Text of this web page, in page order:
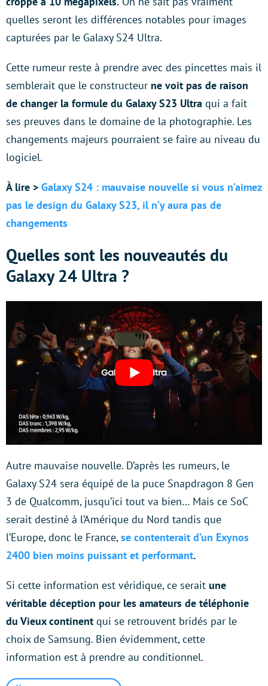
quelles seront les différences notables pour images
capturées par le Galaxy S24 Ultra.
Cette rumeur reste à prendre avec des pincettes mais il
semblerait que le constructeur ne voit pas de raison
de changer la formule du Galaxy S23 Ultra qui a fait
ses preuves dans le domaine de la photographie. Les
changements majeurs pourraient se faire au niveau du
logiciel.
À lire > Galaxy S24 : mauvaise nouvelle si vous n’aimez
pas le design du Galaxy S23, il n’y aura pas de
changements
Quelles sont les nouveautés du
Galaxy 24 Ultra ?
Autre mauvaise nouvelle. D’après les rumeurs, le
Galaxy S24 sera équipé de la puce Snapdragon 8 Gen
3 de Qualcomm, jusqu’ici tout va bien… Mais ce SoC
serait destiné à l’Amérique du Nord tandis que
l’Europe, donc le France,se contenterait d’un Exynos
2400 bien moins puissant et performant.
Si cette information est véridique, ce serait une
véritable déception pour les amateurs de téléphonie
du Vieux continent qui se retrouvent bridés par le
choix de Samsung. Bien évidemment, cette
information est à prendre au conditionnel.